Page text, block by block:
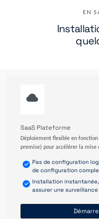
EN
SaaS Plateforme
Déploiement flexible en fonction
premise) pour accélérer la mise
Pas de configuration
de configuration
Installation
assurer une